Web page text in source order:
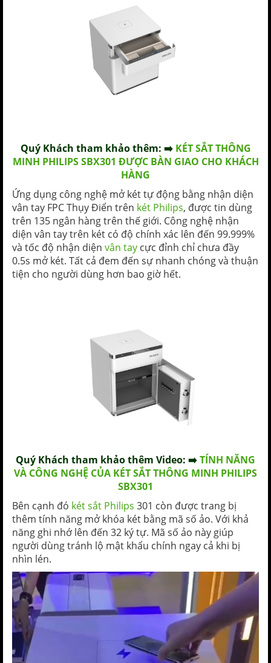
Quý Khách tham khảo thêm: ➡️ KÉT SẮT THÔNG
MINH PHILIPS SBX301 ĐƯỢC BÀN GIAO CHO KHÁCH
HÀNG
Ứng dụng công nghệ mở két tự động bằng nhận diện
vân tay FPC Thụy Điển trên két Philips, được tin dùng
trên 135 ngân hàng trên thế giới. Công nghệ nhận
diện vân tay trên két có độ chính xác lên đến 99.999%
và tốc độ nhận diện vân tay cực đỉnh chỉ chưa đầy
0.5s mở két. Tất cả đem đến sự nhanh chóng và thuận
tiện cho người dùng hơn bao giờ hết.
Quý Khách tham khảo thêm Video: ➡️TÍNH NĂNG
VÀ CÔNG NGHỆ CỦA KÉT SẮT THÔNG MINH PHILIPS
SBX301
Bên cạnh đó két sắt Philips 301 còn được trang bị
thêm tính năng mở khóa két bằng mã số ảo. Với khả
năng ghi nhớ lên đến 32 ký tự. Mã số ảo này giúp
người dùng tránh lộ mật khẩu chính ngay cả khi bị
nhìn lén.